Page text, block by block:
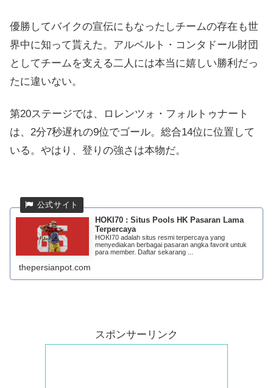
優勝してバイクの宣伝にもなったしチームの存在も世
界中に知って貰えた。アルベルト・コンタドール財団
としてチームを支える二人には本当に嬉しい勝利だっ
たに違いない。
第20ステージでは、ロレンツォ・フォルトゥナート
は、2分7秒遅れの9位でゴール。総合14位に位置して
いる。やはり、登りの強さは本物だ。
HOKI70 : Situs Pools HK Pasaran Lama
Terpercaya
HOKI70 adalah situs resmi terpercaya yang
menyediakan berbagai pasaran angka favorit untuk
para member. Daftar sekarang ...
thepersianpot.com
スポンサーリンク